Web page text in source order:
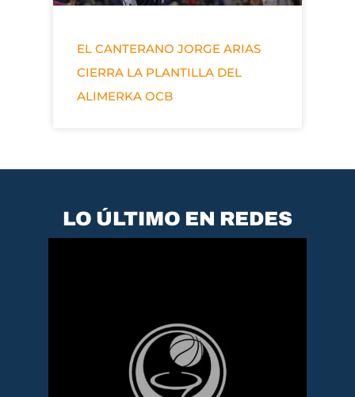
EL CANTERANO JORGE ARIAS
CIERRA LA PLANTILLA DEL
ALIMERKA OCB
LO ÚLTIMO EN REDES